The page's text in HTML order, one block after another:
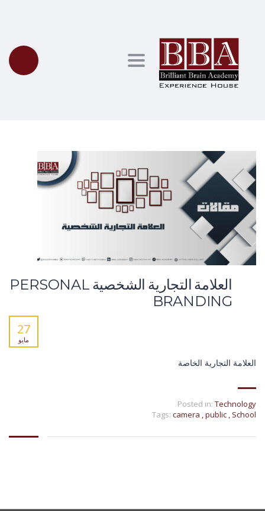
Toggle navigation
العلامة التجارية الشخصية PERSONAL
BRANDING
27
مايو
العلامة التجارية الخاصة
Posted in: Technology
Tags: camera ,public , School